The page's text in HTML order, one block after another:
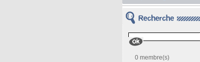
0 membre(s)